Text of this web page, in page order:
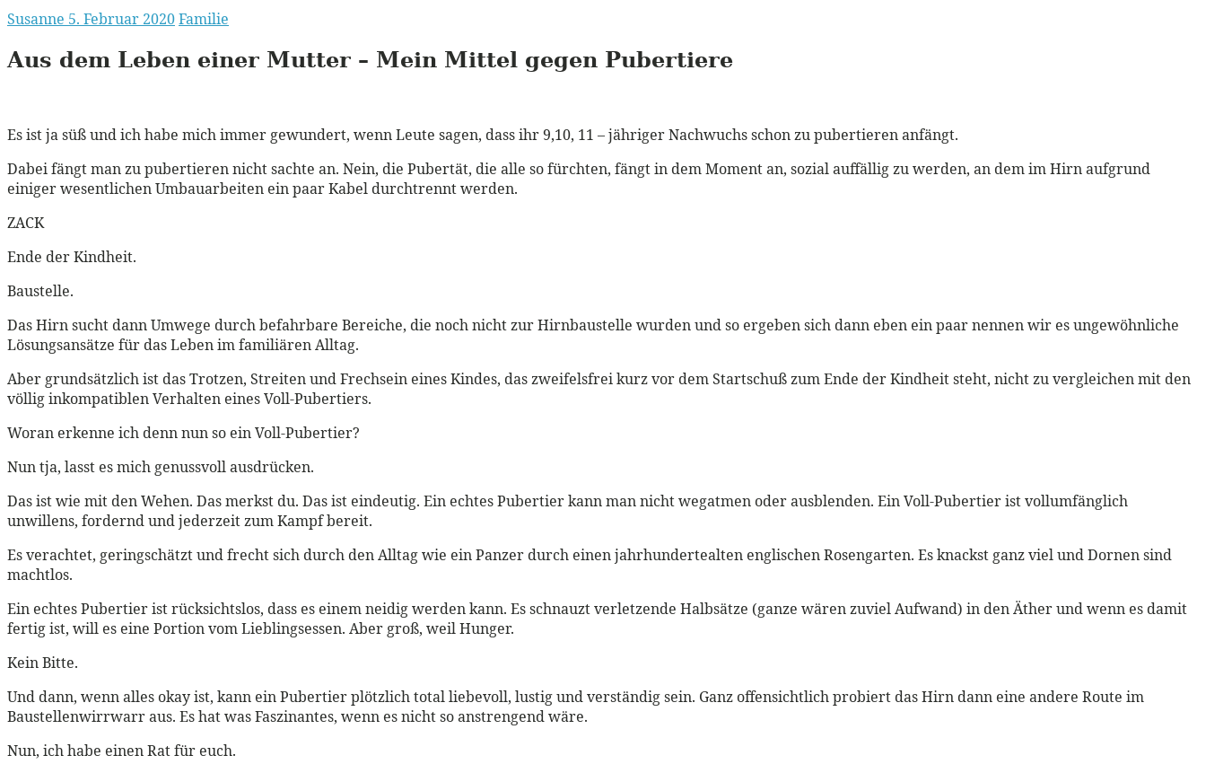
Susanne 5. Februar 2020Familie
Aus dem Leben einer Mutter – Mein Mittel gegen Pubertiere
Es ist ja süß und ich habe mich immer gewundert, wenn Leute sagen, dass ihr 9,10, 11 – jähriger Nachwuchs schon zu pubertieren anfängt.
Dabei fängt man zu pubertieren nicht sachte an. Nein, die Pubertät, die alle so fürchten, fängt in dem Moment an, sozial auffällig zu werden, an dem im Hirn aufgrund
einiger wesentlichen Umbauarbeiten ein paar Kabel durchtrennt werden.
ZACK
Ende der Kindheit.
Baustelle.
Das Hirn sucht dann Umwege durch befahrbare Bereiche, die noch nicht zur Hirnbaustelle wurden und so ergeben sich dann eben ein paar nennen wir es ungewöhnliche
Lösungsansätze für das Leben im familiären Alltag.
Aber grundsätzlich ist das Trotzen, Streiten und Frechsein eines Kindes, das zweifelsfrei kurz vor dem Startschuß zum Ende der Kindheit steht, nicht zu vergleichen mit den
völlig inkompatiblen Verhalten eines Voll-Pubertiers.
Woran erkenne ich denn nun so ein Voll-Pubertier?
Nun tja, lasst es mich genussvoll ausdrücken.
Das ist wie mit den Wehen. Das merkst du. Das ist eindeutig. Ein echtes Pubertier kann man nicht wegatmen oder ausblenden. Ein Voll-Pubertier ist vollumfänglich
unwillens, fordernd und jederzeit zum Kampf bereit.
Es verachtet, geringschätzt und frecht sich durch den Alltag wie ein Panzer durch einen jahrhundertealten englischen Rosengarten. Es knackst ganz viel und Dornen sind
machtlos.
Ein echtes Pubertier ist rücksichtslos, dass es einem neidig werden kann. Es schnauzt verletzende Halbsätze (ganze wären zuviel Aufwand) in den Äther und wenn es damit
fertig ist, will es eine Portion vom Lieblingsessen. Aber groß, weil Hunger.
Kein Bitte.
Und dann, wenn alles okay ist, kann ein Pubertier plötzlich total liebevoll, lustig und verständig sein. Ganz offensichtlich probiert das Hirn dann eine andere Route im
Baustellenwirrwarr aus. Es hat was Faszinantes, wenn es nicht so anstrengend wäre.
Nun, ich habe einen Rat für euch.